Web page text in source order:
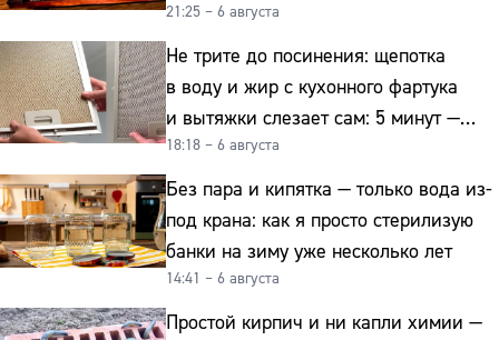
отправиться на свалку прямо сейчас
21:25 – 6 августа
Не трите до посинения: щепотка
в воду и жир с кухонного фартука
и вытяжки слезает сам: 5 минут —
и сверкает как новая
18:18 – 6 августа
Без пара и кипятка — только вода из-
под крана: как я просто стерилизую
банки на зиму уже несколько лет
14:41 – 6 августа
Простой кирпич и ни капли химии —